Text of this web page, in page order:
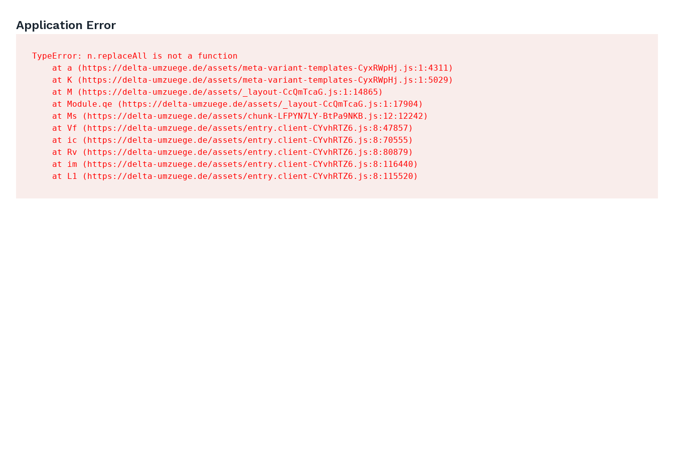
Application Error
TypeError: n.replaceAll is not a function
    at a (https://delta-umzuege.de/assets/meta-variant-templates-CyxRWpHj.js:1:4311)
    at K (https://delta-umzuege.de/assets/meta-variant-templates-CyxRWpHj.js:1:5029)
    at M (https://delta-umzuege.de/assets/_layout-CcQmTcaG.js:1:14865)
    at Module.qe (https://delta-umzuege.de/assets/_layout-CcQmTcaG.js:1:17904)
    at Ms (https://delta-umzuege.de/assets/chunk-LFPYN7LY-BtPa9NKB.js:12:12242)
    at Vf (https://delta-umzuege.de/assets/entry.client-CYvhRTZ6.js:8:47857)
    at ic (https://delta-umzuege.de/assets/entry.client-CYvhRTZ6.js:8:70555)
    at Rv (https://delta-umzuege.de/assets/entry.client-CYvhRTZ6.js:8:80879)
    at im (https://delta-umzuege.de/assets/entry.client-CYvhRTZ6.js:8:116440)
    at L1 (https://delta-umzuege.de/assets/entry.client-CYvhRTZ6.js:8:115520)